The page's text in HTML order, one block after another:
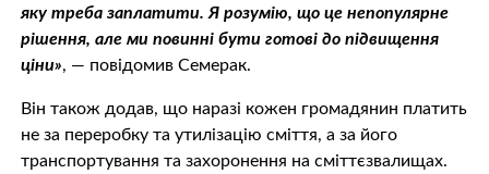
яку треба заплатити. Я розумію, що це непопулярне
рішення, але ми повинні бути готові до підвищення
ціни», — повідомив Семерак.
Він також додав, що наразі кожен громадянин платить
не за переробку та утилізацію сміття, а за його
транспортування та захоронення на сміттєзвалищах.